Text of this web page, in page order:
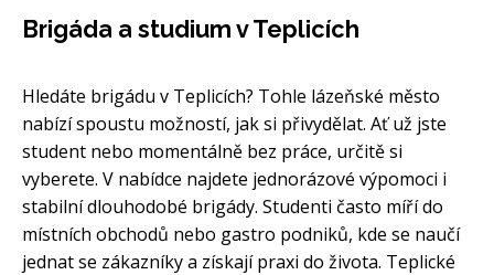
Brigáda a studium v Teplicích
Hledáte brigádu v Teplicích? Tohle lázeňské město
nabízí spoustu možností, jak si přivydělat. Ať už jste
student nebo momentálně bez práce, určitě si
vyberete. V nabídce najdete jednorázové výpomoci i
stabilní dlouhodobé brigády. Studenti často míří do
místních obchodů nebo gastro podniků, kde se naučí
jednat se zákazníky a získají praxi do života. Teplické